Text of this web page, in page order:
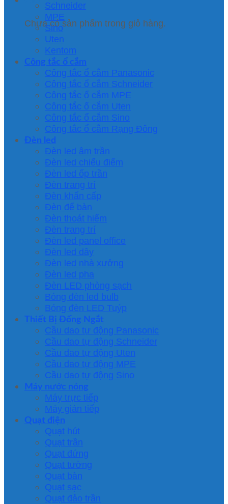
Chưa có sản phẩm trong giỏ hàng.
Schneider
MPE
Sino
Uten
Kentom
Công tắc ổ cắm
Công tắc ổ cắm Panasonic
Công tắc ổ cắm Schneider
Công tắc ổ cắm MPE
Công tắc ổ cắm Uten
Công tắc ổ cắm Sino
Công tắc ổ cắm Rạng Đông
Đèn led
Đèn led âm trần
Đèn led chiếu điểm
Đèn led ốp trần
Đèn trang trí
Đèn khẩn cấp
Đèn để bàn
Đèn thoát hiểm
Đèn trang trí
Đèn led panel office
Đèn led dây
Đèn led nhà xưởng
Đèn led pha
Đèn LED phòng sạch
Bóng đèn led bulb
Bóng đèn LED Tuýp
Thiết Bị Đống Ngắt
Cầu dao tự động Panasonic
Cầu dao tự động Schneider
Cầu dao tự động Uten
Cầu dao tự động MPE
Cầu dao tự động Sino
Máy nước nóng
Máy trực tiếp
Máy gián tiếp
Quạt điện
Quạt hút
Quạt trần
Quạt đứng
Quạt tường
Quạt bàn
Quạt sạc
Quạt đảo trần